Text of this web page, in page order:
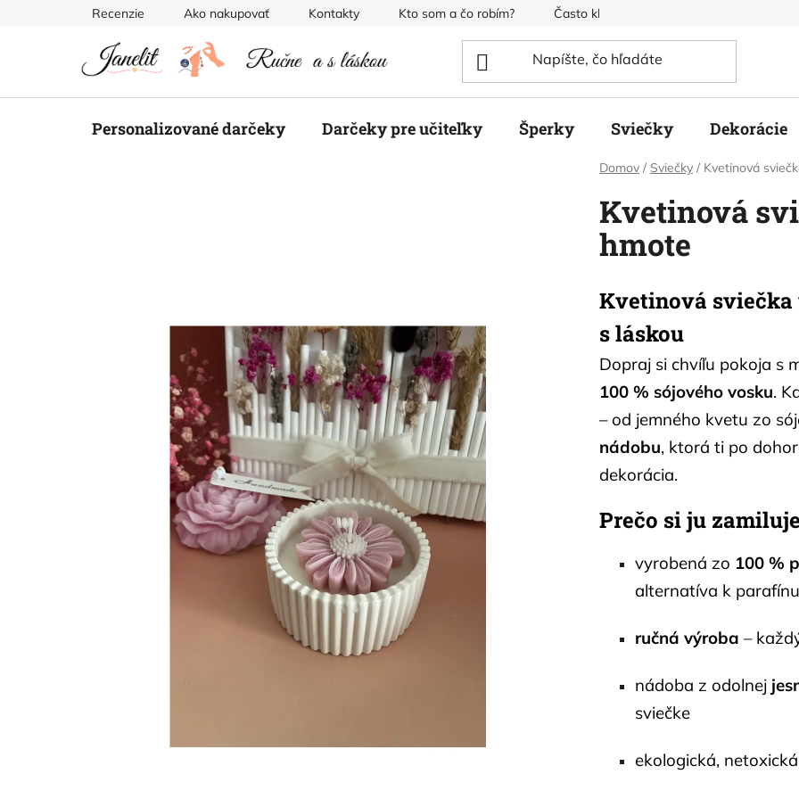
Recenzie Ako nakupovať Kontakty Kto som a čo robím? Často kladené otázky
Personalizované darčeky Darčeky pre učiteľky Šperky Sviečky Dekorácie
Domov / Sviečky / Kvetinová
Kvetinová
hmote
Kvetinová sviečka
s láskou
Dopraj si chvíľu pokoja s
100 % sójového vosku.
– od jemného kvetu zo
nádobu, ktorá ti po
dekorácia.
Prečo si ju
vyrobená zo 100 %
alternatíva k parafínu
ručná výroba –
nádoba z odolnej
sviečke
ekologická,